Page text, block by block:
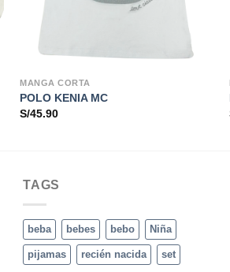
MANGA CORTA
POLO KENIA MC
S/45.90
TAGS
beba bebes bebo Niña
pijamas recién nacida set